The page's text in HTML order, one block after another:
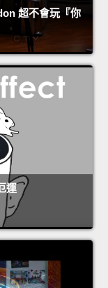
超不會玩『你
運